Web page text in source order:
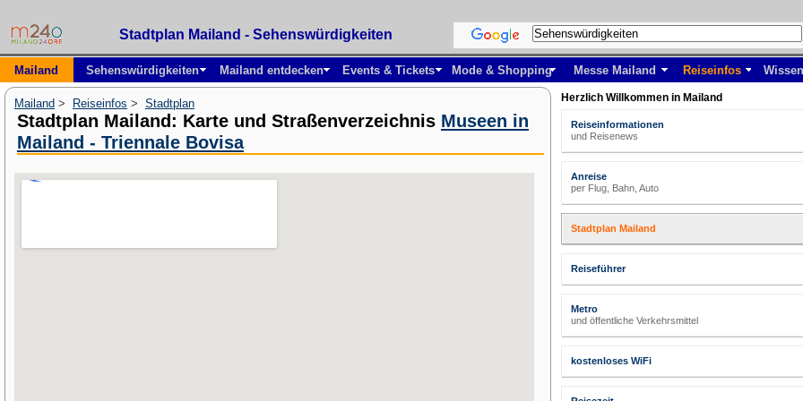
Stadtplan Mailand - Sehenswürdigkeiten
Mailand Sehenswürdigkeiten Mailand entdecken Events & Tickets Mode & Shopping Messe Mailand Reiseinfos
Mailand > Reiseinfos > Stadtplan
Stadtplan Mailand: Karte und Straßenverzeichnis Museen in
Mailand - Triennale Bovisa
Herzlich Willkommen in Mailand
Reiseinformationen
und Reisenews
Anreise
per Flug, Bahn, Auto
Stadtplan Mailand
Reiseführer
Metro
und öffentliche Verkehrsmittel
kostenloses WiFi